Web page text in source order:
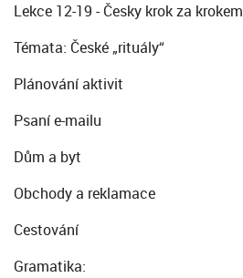
Lekce 12-19 - Česky krok za krokem
Témata: České „rituály“
Plánování aktivit
Psaní e-mailu
Dům a byt
Obchody a reklamace
Cestování
Gramatika: